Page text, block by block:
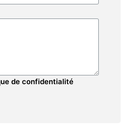
de confidentialité